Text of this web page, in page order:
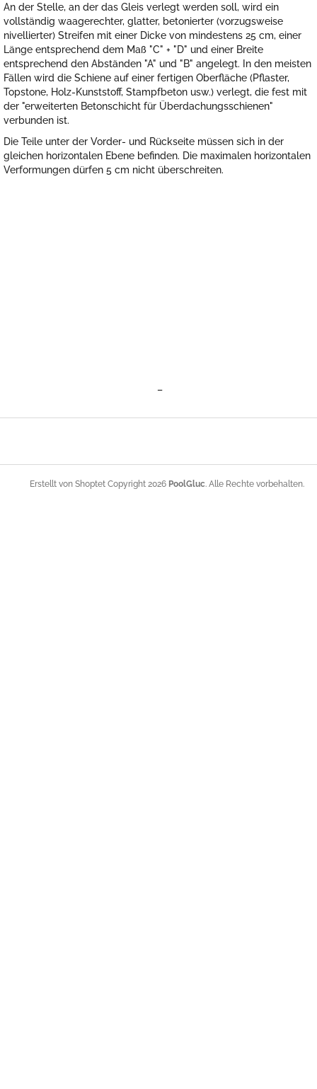
An der Stelle, an der das Gleis verlegt werden soll, wird ein
vollständig waagerechter, glatter, betonierter (vorzugsweise
nivellierter) Streifen mit einer Dicke von mindestens 25 cm, einer
Länge entsprechend dem Maß "C" + "D" und einer Breite
entsprechend den Abständen "A" und "B" angelegt. In den meisten
Fällen wird die Schiene auf einer fertigen Oberfläche (Pflaster,
Topstone, Holz-Kunststoff, Stampfbeton usw.) verlegt, die fest mit
der "erweiterten Betonschicht für Überdachungsschienen"
verbunden ist.
Die Teile unter der Vorder- und Rückseite müssen sich in der
gleichen horizontalen Ebene befinden. Die maximalen horizontalen
Verformungen dürfen 5 cm nicht überschreiten.
–
Erstellt von Shoptet Copyright 2026 PoolGluc. Alle Rechte vorbehalten.